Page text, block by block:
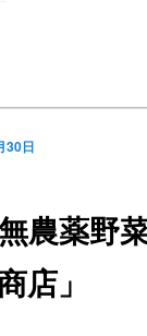
農薬野
店」
30日